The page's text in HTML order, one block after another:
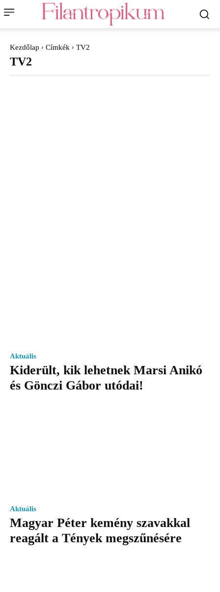
Kezdőlap Címkék TV2
TV2
Aktuális
Kiderült, kik lehetnek Marsi Anikó
és Gönczi Gábor utódai!
Aktuális
Magyar Péter kemény szavakkal
reagált a Tények megszűnésére